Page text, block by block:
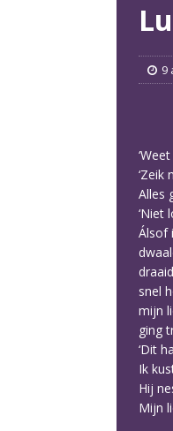
9
‘Zeik
Alles
‘Niet
Álsof
snel
mijn
ging
‘Dit
Ik
Hij
Mijn